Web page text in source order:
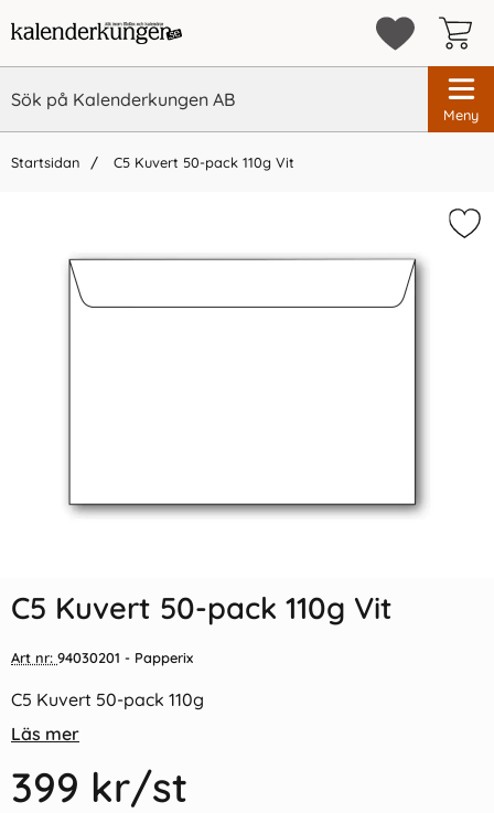
Meny
Startsidan C5 Kuvert 50-pack 110g Vit
55 kr/st 19 kr/st
C5 Kuvert 50-pack 110g Vit
Art nr: 94030201 - Papperix
C5 Kuvert 50-pack 110g
Läs mer
399 kr/st